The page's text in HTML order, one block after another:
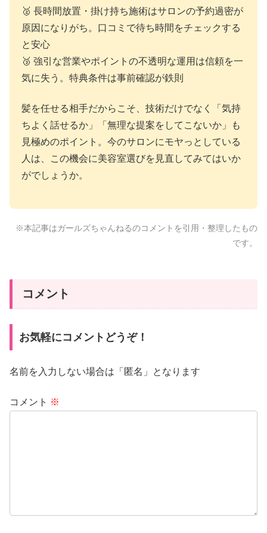
🥈 長時間放置・掛け持ち施術はサロンの予約過密が
原因になりがち。口コミで待ち時間をチェックする
と安心
🥉 強引な営業やポイントの不透明な運用は信頼を一
気に失う。特典条件は事前確認が鉄則
髪を任せる相手だからこそ、技術だけでなく「気持
ちよく話せるか」「無理な提案をしてこないか」も
見極めのポイント。今のサロンにモヤっとしている
人は、この機会に美容室選びを見直してみてはいか
がでしょうか。
※本記事はガールズちゃんねるのコメントを引用・整理したもの
です。
コメント
お気軽にコメントどうぞ！
名前を入力しない場合は「匿名」となります
コメント ※